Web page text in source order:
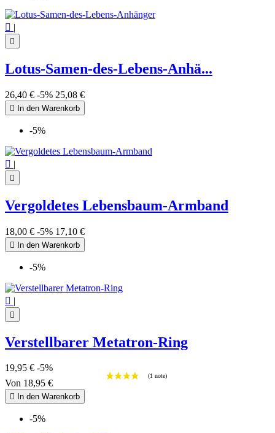
 |

Lotus-Samen-des-Lebens-Anhä...
26,40 € -5% 25,08 €
 In den Warenkorb
-5%
 |

Vergoldetes Lebensbaum-Armband
18,00 € -5% 17,10 €
 In den Warenkorb
-5%
 |

Verstellbarer Metatron-Ring
19,95 € -5%
Von 18,95 €
 In den Warenkorb
-5%